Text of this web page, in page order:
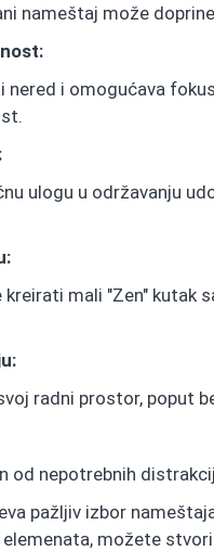
nameštaj može
nered i omogućava
ulogu u održavanju
mali "Zen" kutak
radni prostor, poput
od nepotrebnih
pažljiv izbor
možete